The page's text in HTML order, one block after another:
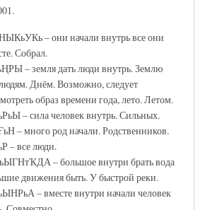
– они начали внутрь все они
Собрал.
– земля дать люди внутрь. Землю
Днём. Возможно, следует
образ времени года, лето. Летом.
– сила человек внутрь. Сильных.
– много род начали. Родственников.
– все люди.
– большое внутри брать вода
движения быть. У быстрой реки.
– вместе внутри начали человек